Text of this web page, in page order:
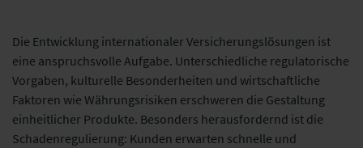
Die Entwicklung internationaler Versicherungslösungen ist
eine anspruchsvolle Aufgabe. Unterschiedliche regulatorische
Vorgaben, kulturelle Besonderheiten und wirtschaftliche
Faktoren wie Währungsrisiken erschweren die Gestaltung
einheitlicher Produkte. Besonders herausfordernd ist die
Schadenregulierung: Kunden erwarten schnelle und